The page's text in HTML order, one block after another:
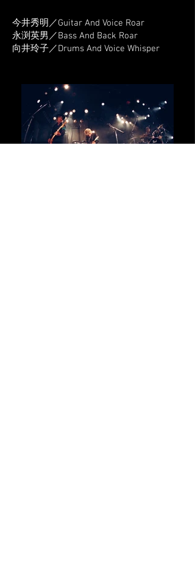
今井秀明／Guitar And Voice Roar
永渕英男／Bass And Back Roar
向井玲子／Drums And Voice Whisper